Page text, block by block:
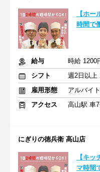
【ホ
時間で
給与
時給 1200
シフト
雇用形態
アルバイ
アクセス
高山駅 車
にぎりの徳兵衛 高山店
【キ
マ時間